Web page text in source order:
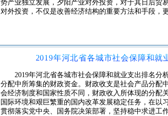
势产业独立发展，夕阳产业对外投资，对于其日后贸
对外投资，不仅是改善经济结构的重要方法和手段，
2019年河北省各城市社会保障和就
2019年河北省各城市社会保障和就业支出排名分
分配中所筹集的财政资金。财政收支是社会产品分配
会经济制度和国家性质不同，财政收入所体现的分配
国际环境和艰巨繁重的国内改革发展稳定任务，在以
贯彻落实党中央、国务院决策部署，坚持稳中求进工